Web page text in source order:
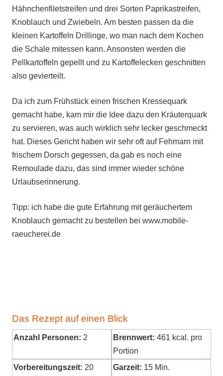
Hähnchenfiletstreifen und drei Sorten Paprikastreifen,
Knoblauch und Zwiebeln. Am besten passen da die
kleinen Kartoffeln Drillinge, wo man nach dem Kochen
die Schale mitessen kann. Ansonsten werden die
Pellkartoffeln gepellt und zu Kartoffelecken geschnitten
also gevierteilt.
Da ich zum Frühstück einen frischen Kressequark
gemacht habe, kam mir die Idee dazu den Kräuterquark
zu servieren, was auch wirklich sehr lecker geschmeckt
hat. Dieses Gericht haben wir sehr oft auf Fehmarn mit
frischem Dorsch gegessen, da gab es noch eine
Remoulade dazu, das sind immer wieder schöne
Urlaubserinnerung.
Tipp: ich habe die gute Erfahrung mit geräuchertem
Knoblauch gemacht zu bestellen bei www.mobile-
raeucherei.de
Das Rezept auf einen Blick
Anzahl Personen: 2 Brennwert: 461 kcal. pro
Portion
Vorbereitungszeit: 20
Garzeit: 15 Min.